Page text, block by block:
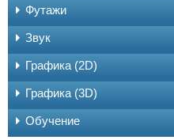
Футажи
Звук
Графика (2D)
Графика (3D)
Обучение